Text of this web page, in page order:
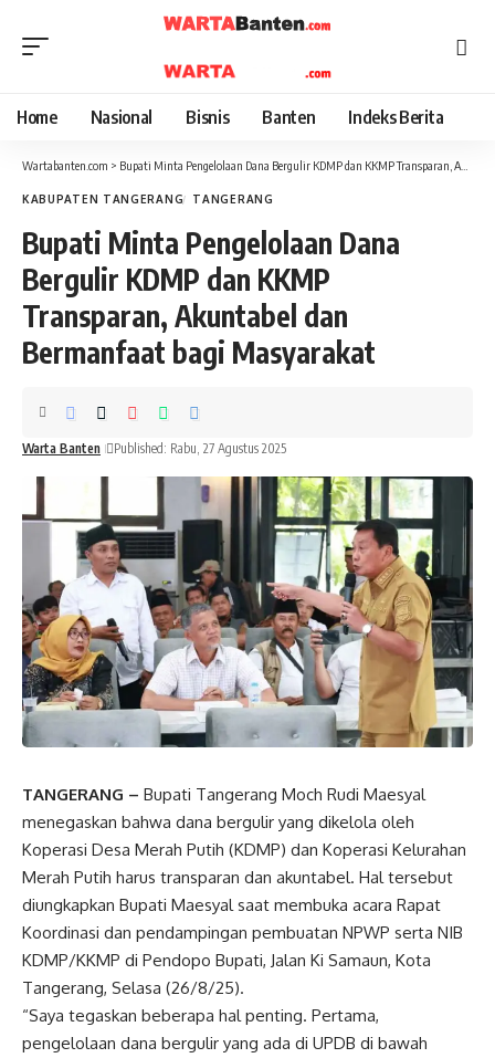
Home Nasional Bisnis Banten Indeks Berita
Wartabanten.com > Bupati Minta Pengelolaan Dana Bergulir KDMP dan KKMP Transparan, Akuntabel dan Bermanfaat bagi Masyarakat
KABUPATEN TANGERANG TANGERANG
Bupati Minta Pengelolaan Dana
Bergulir KDMP dan KKMP
Transparan, Akuntabel dan
Bermanfaat bagi Masyarakat
Warta Banten Published: Rabu, 27 Agustus 2025
TANGERANG – Bupati Tangerang Moch Rudi Maesyal
menegaskan bahwa dana bergulir yang dikelola oleh
Koperasi Desa Merah Putih (KDMP) dan Koperasi Kelurahan
Merah Putih harus transparan dan akuntabel. Hal tersebut
diungkapkan Bupati Maesyal saat membuka acara Rapat
Koordinasi dan pendampingan pembuatan NPWP serta NIB
KDMP/KKMP di Pendopo Bupati, Jalan Ki Samaun, Kota
Tangerang, Selasa (26/8/25).
“Saya tegaskan beberapa hal penting. Pertama,
pengelolaan dana bergulir yang ada di UPDB di bawah